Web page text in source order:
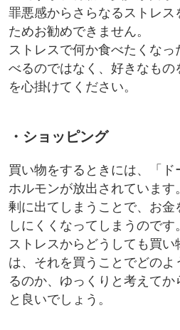
罪悪感からさらなるストレス
ためお勧めできません。
ストレスで何か食べたくな
べるのではなく、好きなもの
を心掛けてください。
・ショッピング
買い物をするときには、「
ホルモンが放出されていま
剰に出てしまうことで、お
しにくくなってしまうのです。
ストレスからどうしても買
は、それを買うことでどの
るのか、ゆっくりと考えて
と良いでしょう。